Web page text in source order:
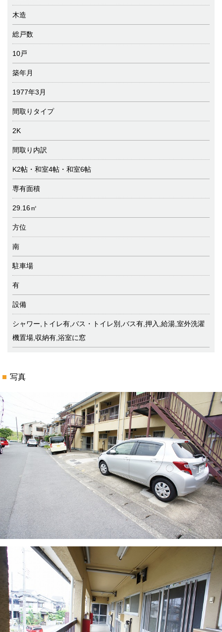
木造
総戸数
10戸
築年月
1977年3月
間取りタイプ
2K
間取り内訳
K2帖・和室4帖・和室6帖
専有面積
29.16㎡
方位
南
駐車場
有
設備
シャワー,トイレ有,バス・トイレ別,バス有,押入,給湯,室外洗濯
機置場,収納有,浴室に窓
写真